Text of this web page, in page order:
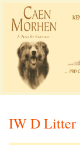
IW D Litter